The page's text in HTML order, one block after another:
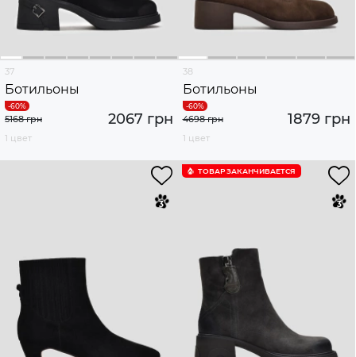
37
Ботильоны
2067 грн
5168 грн
1 цвет
38
Ботильоны
1879 грн
4698 грн
1 цвет
ТОВАР ЗАКАНЧИВАЕТСЯ